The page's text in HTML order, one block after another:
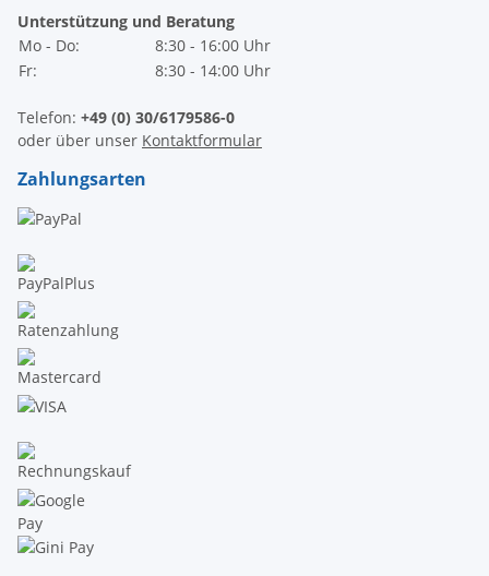
Unterstützung und Beratung
Mo - Do:
8:30 - 16:00 Uhr
Fr:
8:30 - 14:00 Uhr
Telefon: +49 (0) 30/6179586-0
oder über unser Kontaktformular
Zahlungsarten